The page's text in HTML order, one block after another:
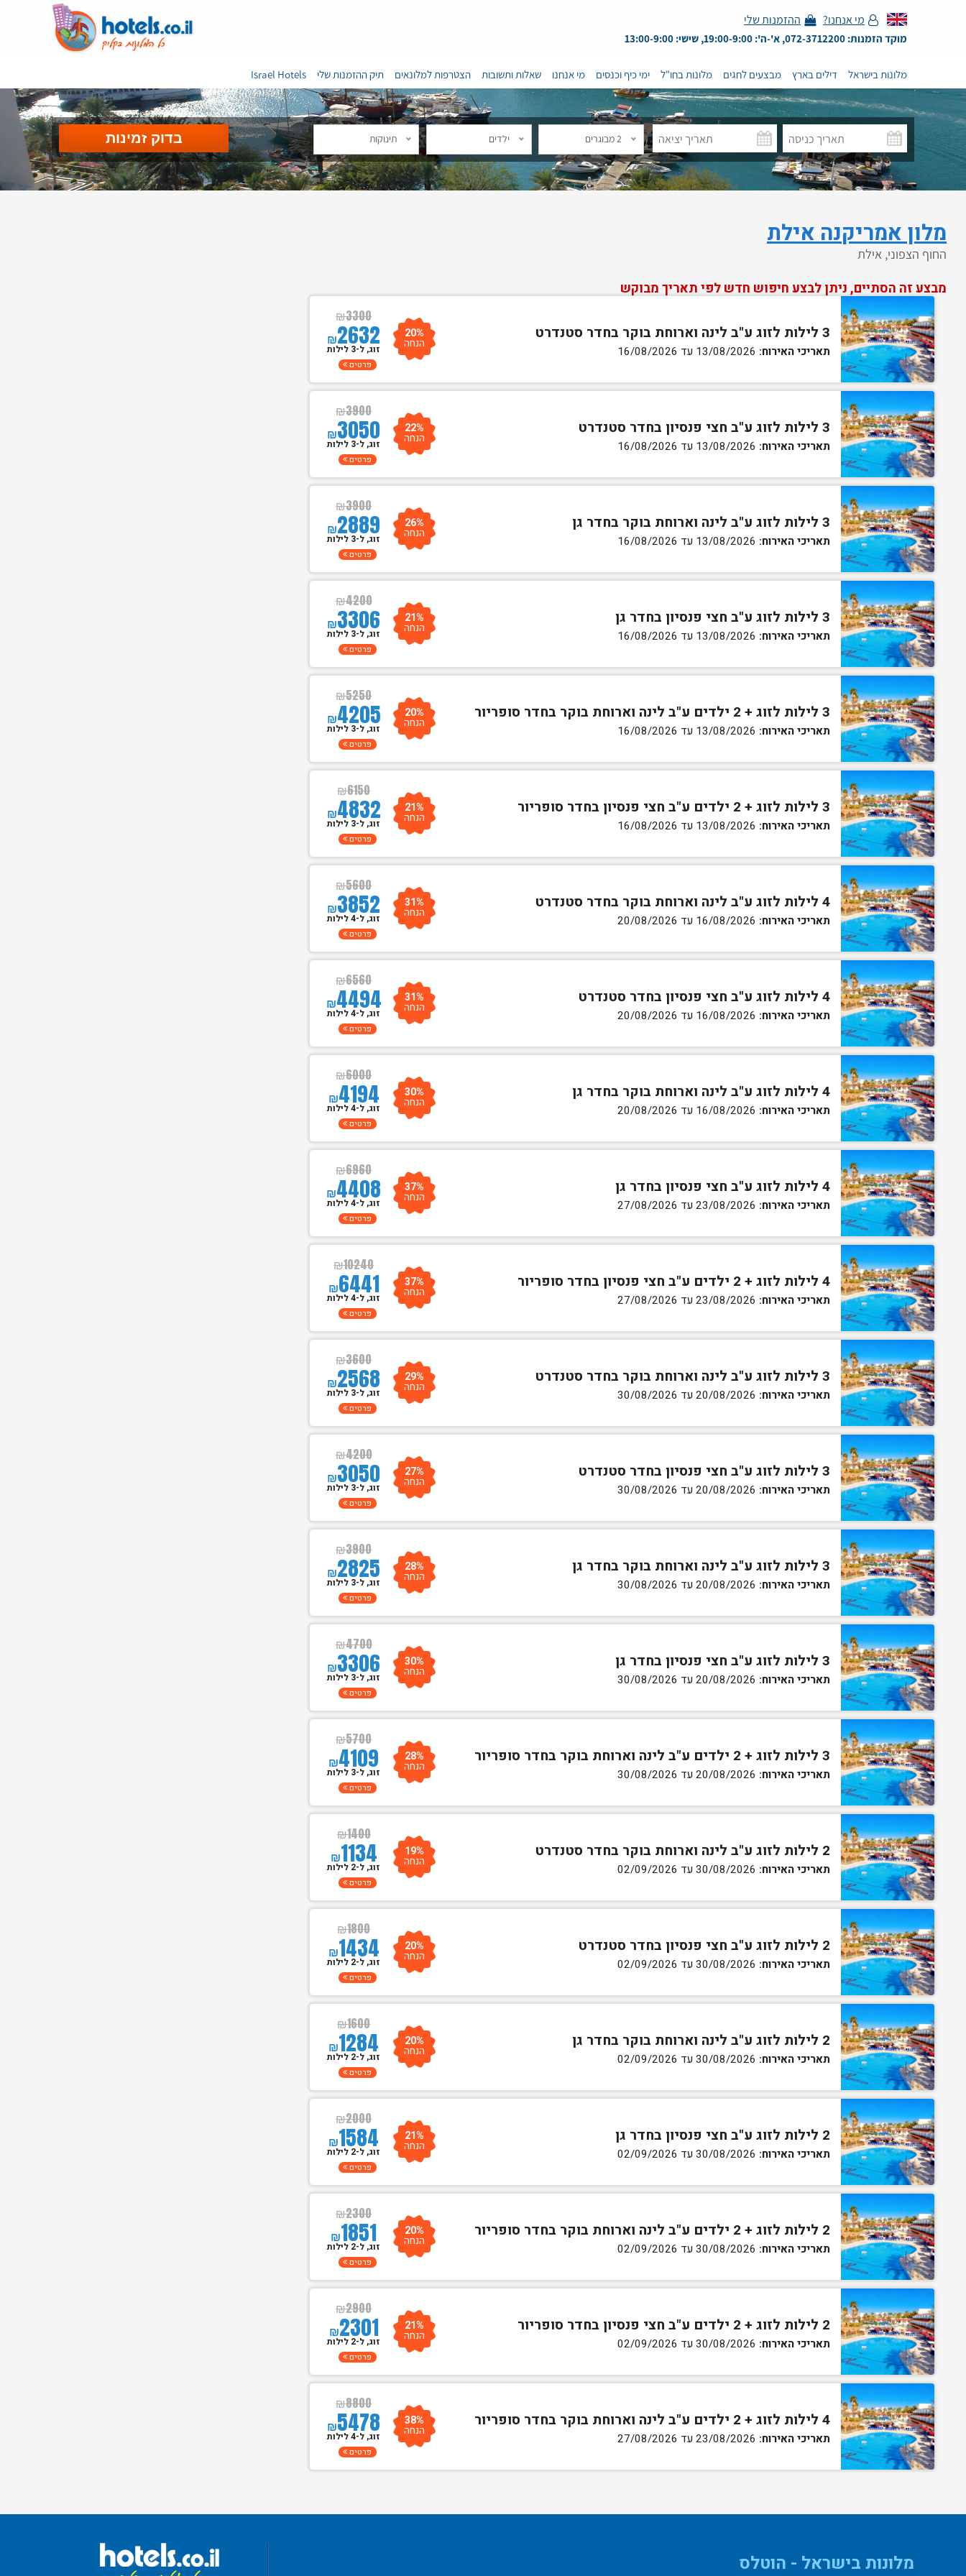
מי אנחנו? ההזמנות שלי
מוקד הזמנות: 072-3712200, א'-ה': 19:00-9:00, שישי: 13:00-9:00
מלונות בישראל דילים בארץ מבצעים לחגים מלונות בחו"ל ימי כיף וכנסים מי אנחנו שאלות ותשובות הצטרפות למלונאים תיק ההזמנות שלי Israel Hotels
2 מבוגרים ילדים תינוקות
מלון אמריקנה אילת
החוף הצפוני, אילת
מבצע זה הסתיים, ניתן לבצע חיפוש חדש לפי תאריך מבוקש
3 לילות לזוג ע"ב לינה וארוחת בוקר בחדר סטנדרט
תאריכי האירוח:
₪3300
₪2632 20%
הנחה זוג, ל-3 לילות
פרטים
3 לילות לזוג ע"ב חצי פנסיון בחדר סטנדרט
תאריכי האירוח:
₪3900
₪3050 22%
הנחה זוג, ל-3 לילות
פרטים
3 לילות לזוג ע"ב לינה וארוחת בוקר בחדר גן
תאריכי האירוח:
₪3900
₪2889 26%
הנחה זוג, ל-3 לילות
פרטים
3 לילות לזוג ע"ב חצי פנסיון בחדר גן
תאריכי האירוח:
₪4200
₪3306 21%
הנחה זוג, ל-3 לילות
פרטים
3 לילות לזוג + 2 ילדים ע"ב לינה וארוחת בוקר בחדר סופריור
תאריכי האירוח:
₪5250
₪4205 20%
הנחה זוג, ל-3 לילות
פרטים
3 לילות לזוג + 2 ילדים ע"ב חצי פנסיון בחדר סופריור
תאריכי האירוח:
₪6150
₪4832 21%
הנחה זוג, ל-3 לילות
פרטים
4 לילות לזוג ע"ב לינה וארוחת בוקר בחדר סטנדרט
תאריכי האירוח:
₪5600
₪3852 31%
הנחה זוג, ל-4 לילות
פרטים
4 לילות לזוג ע"ב חצי פנסיון בחדר סטנדרט
תאריכי האירוח:
₪6560
₪4494 31%
הנחה זוג, ל-4 לילות
פרטים
4 לילות לזוג ע"ב לינה וארוחת בוקר בחדר גן
תאריכי האירוח:
₪6000
₪4194 30%
הנחה זוג, ל-4 לילות
פרטים
4 לילות לזוג ע"ב חצי פנסיון בחדר גן
תאריכי האירוח:
₪6960
₪4408 37%
הנחה זוג, ל-4 לילות
פרטים
4 לילות לזוג + 2 ילדים ע"ב חצי פנסיון בחדר סופריור
תאריכי האירוח:
₪10240
₪6441 37%
הנחה זוג, ל-4 לילות
פרטים
3 לילות לזוג ע"ב לינה וארוחת בוקר בחדר סטנדרט
תאריכי האירוח:
₪3600
₪2568 29%
הנחה זוג, ל-3 לילות
פרטים
3 לילות לזוג ע"ב חצי פנסיון בחדר סטנדרט
תאריכי האירוח:
₪4200
₪3050 27%
הנחה זוג, ל-3 לילות
פרטים
3 לילות לזוג ע"ב לינה וארוחת בוקר בחדר גן
תאריכי האירוח:
₪3900
₪2825 28%
הנחה זוג, ל-3 לילות
פרטים
3 לילות לזוג ע"ב חצי פנסיון בחדר גן
תאריכי האירוח:
₪4700
₪3306 30%
הנחה זוג, ל-3 לילות
פרטים
3 לילות לזוג + 2 ילדים ע"ב לינה וארוחת בוקר בחדר סופריור
תאריכי האירוח:
₪5700
₪4109 28%
הנחה זוג, ל-3 לילות
פרטים
2 לילות לזוג ע"ב לינה וארוחת בוקר בחדר סטנדרט
תאריכי האירוח:
₪1400
₪1134 19%
הנחה זוג, ל-2 לילות
פרטים
2 לילות לזוג ע"ב חצי פנסיון בחדר סטנדרט
תאריכי האירוח:
₪1800
₪1434 20%
הנחה זוג, ל-2 לילות
פרטים
2 לילות לזוג ע"ב לינה וארוחת בוקר בחדר גן
תאריכי האירוח:
₪1600
₪1284 20%
הנחה זוג, ל-2 לילות
פרטים
2 לילות לזוג ע"ב חצי פנסיון בחדר גן
תאריכי האירוח:
₪2000
₪1584 21%
הנחה זוג, ל-2 לילות
פרטים
2 לילות לזוג + 2 ילדים ע"ב לינה וארוחת בוקר בחדר סופריור
תאריכי האירוח:
₪2300
₪1851 20%
הנחה זוג, ל-2 לילות
פרטים
2 לילות לזוג + 2 ילדים ע"ב חצי פנסיון בחדר סופריור
תאריכי האירוח:
₪2900
₪2301 21%
הנחה זוג, ל-2 לילות
פרטים
4 לילות לזוג + 2 ילדים ע"ב לינה וארוחת בוקר בחדר סופריור
תאריכי האירוח:
₪8800
₪5478 38%
הנחה זוג, ל-4 לילות
פרטים
מלונות בישראל - הוטלס